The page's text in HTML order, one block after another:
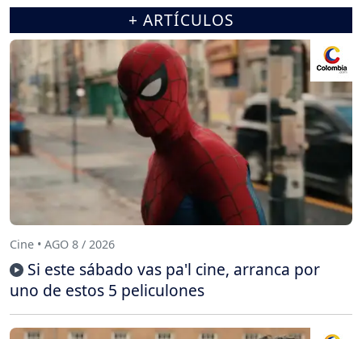
+ ARTÍCULOS
Cine • AGO 8 / 2026
Si este sábado vas pa'l cine, arranca por
uno de estos 5 peliculones